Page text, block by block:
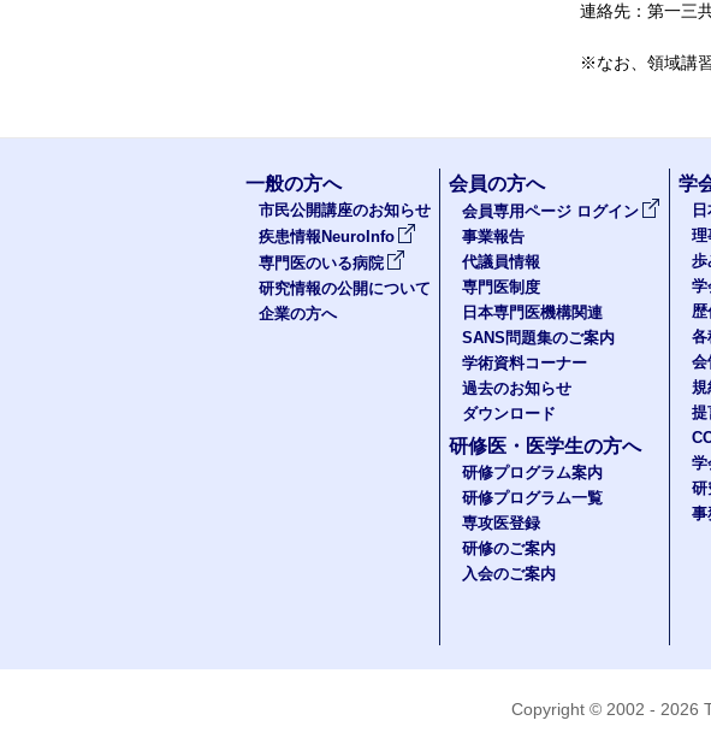
連絡先：第一
※なお、領域講
一般の方へ
市民公開講座のお知らせ
疾患情報NeuroInfo
専門医のいる病院
研究情報の公開について
企業の方へ
会員の方へ
会員専用ページ ログイン
事業報告
代議員情報
専門医制度
日本専門医機構関連
SANS問題集のご案内
学術資料コーナー
過去のお知らせ
ダウンロード
研修医・医学生の方へ
研修プログラム案内
研修プログラム一覧
専攻医登録
研修のご案内
入会のご案内
学
理
歩
学
歴
各
会
規
提
学
研
事
Copyright © 2002 - 2026